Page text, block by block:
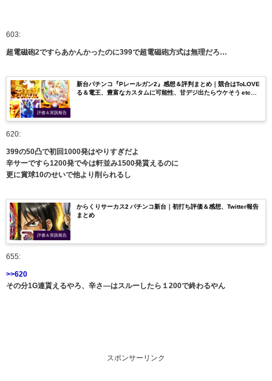
603:
超電磁砲2ですらあかんかったのに399で超電磁砲方式は無理だろ…
評価＆実践報告
新台パチンコ『Pレールガン2』感想＆評判まとめ｜競合はToLOVE
る＆電王、豊富なカスタムに可能性、甘デジ出たらウケそう etc…
620:
399の50凸で初回1000発はやりすぎだよ
辛サーですら1200発で今は軒並み1500発貰えるのに
更に賞球10のせいで他より削られるし
評価＆実践報告
からくりサーカス2 パチンコ新台｜初打ち評価＆感想、Twitter報告
まとめ
655:
>>620
その分1G連貰えるやろ、辛さ―はスルーしたら１200で終わるやん
スポンサーリンク